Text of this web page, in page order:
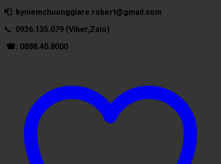
📮: kyniemchuonggiare.robert@gmail.com
📞: 0936.135.079 (Viber,Zalo)
☎: 0888.40.8000